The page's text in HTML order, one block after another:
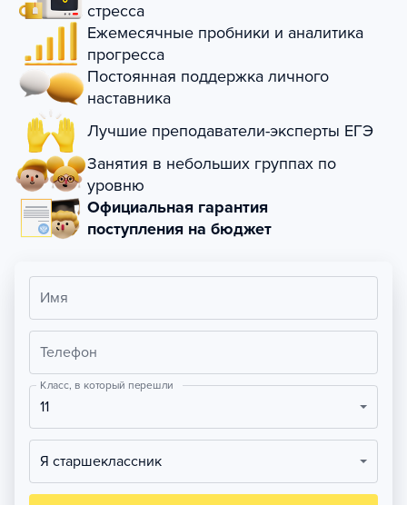
стресса
Ежемесячные пробники и аналитика
прогресса
Постоянная поддержка личного
наставника
Лучшие преподаватели-эксперты ЕГЭ
Занятия в небольших группах по
уровню
Официальная гарантия
поступления на бюджет
Имя
Телефон
Класс, в который перешли
11
Я старшеклассник